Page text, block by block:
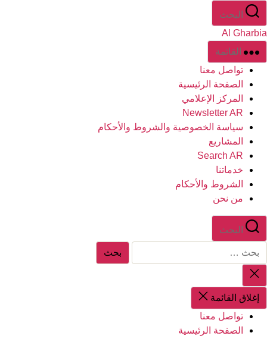
التخطي
إلى
المحتوى
البحث
Al Gharbia
القائمة
تواصل معنا
الصفحة الرئيسية
المركز الإعلامي
Newsletter AR
سياسة الخصوصية والشروط والأحكام
المشاريع
Search AR
خدماتنا
الشروط والأحكام
من نحن
البحث
عن:
إغلاق
البحث
إغلاق القائمة
تواصل معنا
الصفحة الرئيسية